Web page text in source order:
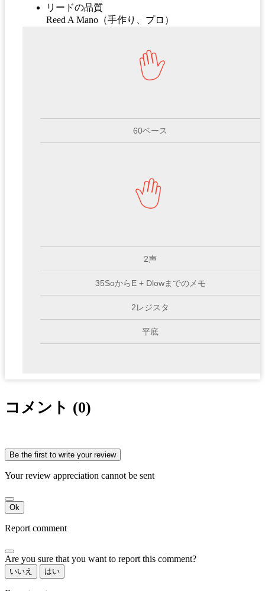
リードの品質
Reed A Mano（手作り、プロ）
60ベース
2声
35SoからE + Dlowまでのメモ
2レジスタ
平底
コメント (0)
Be the first to write your review
Your review appreciation cannot be sent
Ok
Report comment
Are you sure that you want to report this comment?
いいえ はい